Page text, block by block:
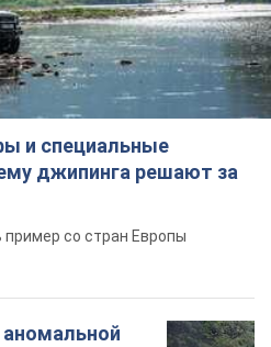
и специальные
джипинга решают за
со стран Европы
аномальной